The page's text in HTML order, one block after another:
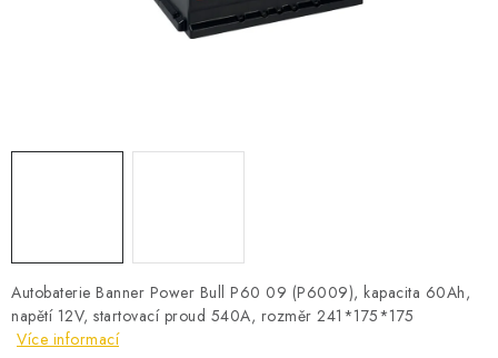
STARTOVACÍ ZDROJE
TESTERY BATERIÍ
Autobaterie Banner Power Bull P60 09 (P6009), kapacita 60Ah,
napětí 12V, startovací proud 540A, rozměr 241*175*175
Více informací